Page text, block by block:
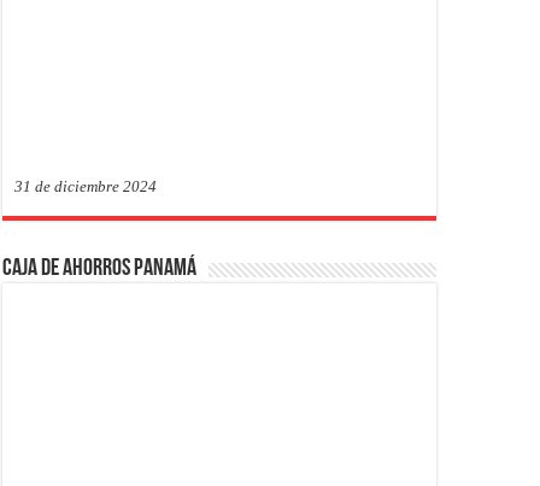
31 de diciembre 2024
Caja de Ahorros Panamá